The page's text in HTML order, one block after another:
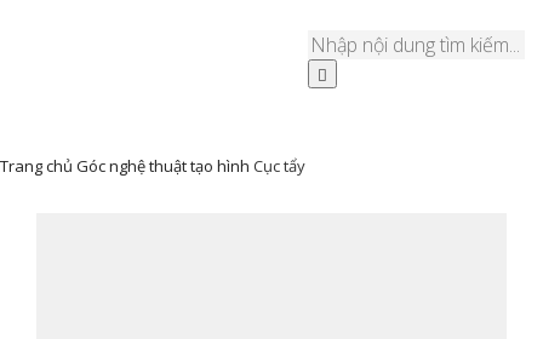
Trang chủ Góc nghệ thuật tạo hình Cục tẩy